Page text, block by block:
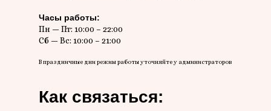
Как связаться:
Часы работы:
Пн — Пт: 10:00 – 22:00
Сб — Вс: 10:00 – 21:00
В праздничные дни режим работы уточняйте у администраторов